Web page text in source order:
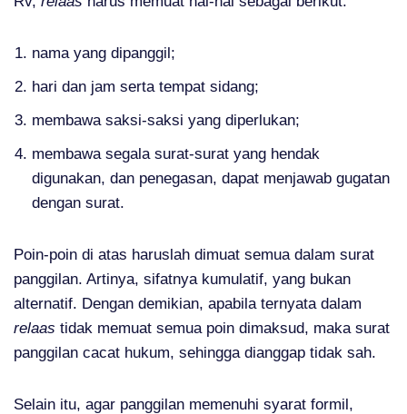
nama yang dipanggil;
hari dan jam serta tempat sidang;
membawa saksi-saksi yang diperlukan;
membawa segala surat-surat yang hendak
digunakan, dan penegasan, dapat menjawab gugatan
dengan surat.
Poin-poin di atas haruslah dimuat semua dalam surat
panggilan. Artinya, sifatnya kumulatif, yang bukan
alternatif. Dengan demikian, apabila ternyata dalam
relaas tidak memuat semua poin dimaksud, maka surat
panggilan cacat hukum, sehingga dianggap tidak sah.
Selain itu, agar panggilan memenuhi syarat formil,